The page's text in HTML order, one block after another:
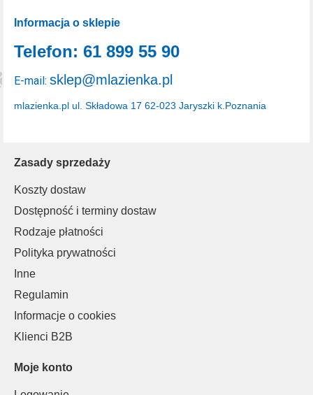
Zasady sprzedaży
Koszty dostaw
Dostępność i terminy dostaw
Rodzaje płatności
Polityka prywatności
Inne
Regulamin
Informacje o cookies
Klienci B2B
Moje konto
Informacja o sklepie
mlazienka.pl ul. Składowa 17 62-023 Jaryszki k.Poznania
Telefon: 61 899 55 90
E-mail: sklep@mlazienka.pl